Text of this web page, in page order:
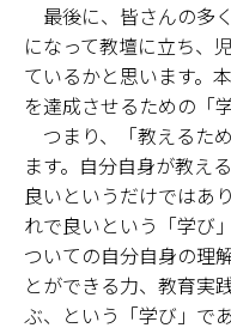
最後に、皆さんの多
になって教壇に立ち、
ているかと思います。
を達成させるための「
つまり、「教えるた
ます。自分自身が教え
良いというだけではあ
れで良いという「学び
ついての自分自身の理
とができる力、教育実
ぶ、という「学び」であ